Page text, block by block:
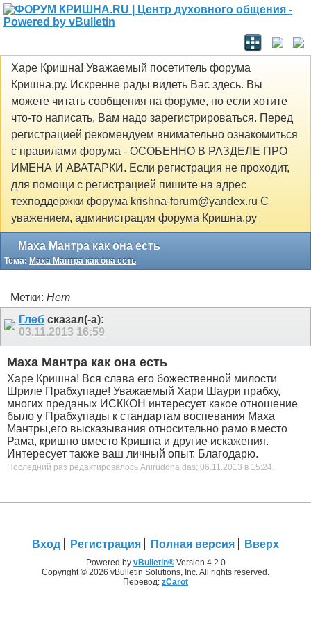
Харе Кришна! Уважаемый посетитель форума
Кришна.ру. Искренне рады видеть Вас здесь. Вы
можете читать сообщения на форуме, но если хотите
что-то написать, Вам надо зарегистрироваться. Перед
регистрацией рекомендуем внимательно ознакомиться
с правилами форума - ОСОБЕННО В РАЗДЕЛЕ ПРО
ИМЕНА И АВАТАРКИ. Если регистрация не проходит,
для помощи с регистрацией пишите на адрес
техподдержки форума krishna-forum@yandex.ru С
уважением, администрация форума Кришна.ру
Маха Мантра как она есть
Тема: Маха Мантра как она есть
Метки: Нет
Глеб сказал(-а):
03.11.2013 16:59
Маха Мантра как она есть
Харе Кришна! Вся слава его божественной милости
Шриле Прабхупаде! Уважаемый Хари Шаури прабху,
многих преданых ИСККОН интересует какое отношение
было у Прабхупады к стандартам воспевания Маха
Мантры,его высказывания относительно рамо вместо
Рама, кришно вместо Кришна и другие искажения.
Интересует также ваш личный опыт. Благодарю.
Последний раз редактировалось Aniruddha das; 06.11.2013 в 15:24.
Вход Регистрация Полная версия Вверх
Powered by vBulletin®Version 4.2.0
Copyright © 2026 vBulletin Solutions, Inc. All rights reserved.
Перевод: zCarot